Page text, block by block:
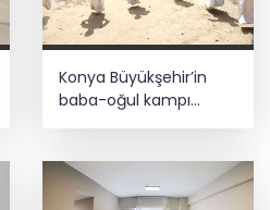
Konya Büyükşehir’in
baba-oğul kampı